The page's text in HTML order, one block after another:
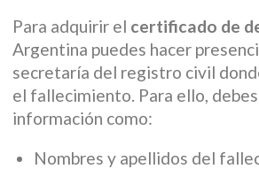
Para adquirir el certificado de
Argentina puedes hacer
secretaría del registro civil
el fallecimiento. Para ello,
información como:
Nombres y apellidos del